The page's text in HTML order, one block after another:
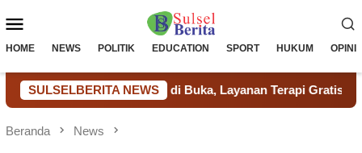
ke
Mobile
HOME NEWS POLITIK EDUCATION SPORT HUKUM OPINI
SULSELBERITA NEWS
Takalar Resmi di Buka, Layanan Terapi Gratis bagi Dhuafa
Beranda News